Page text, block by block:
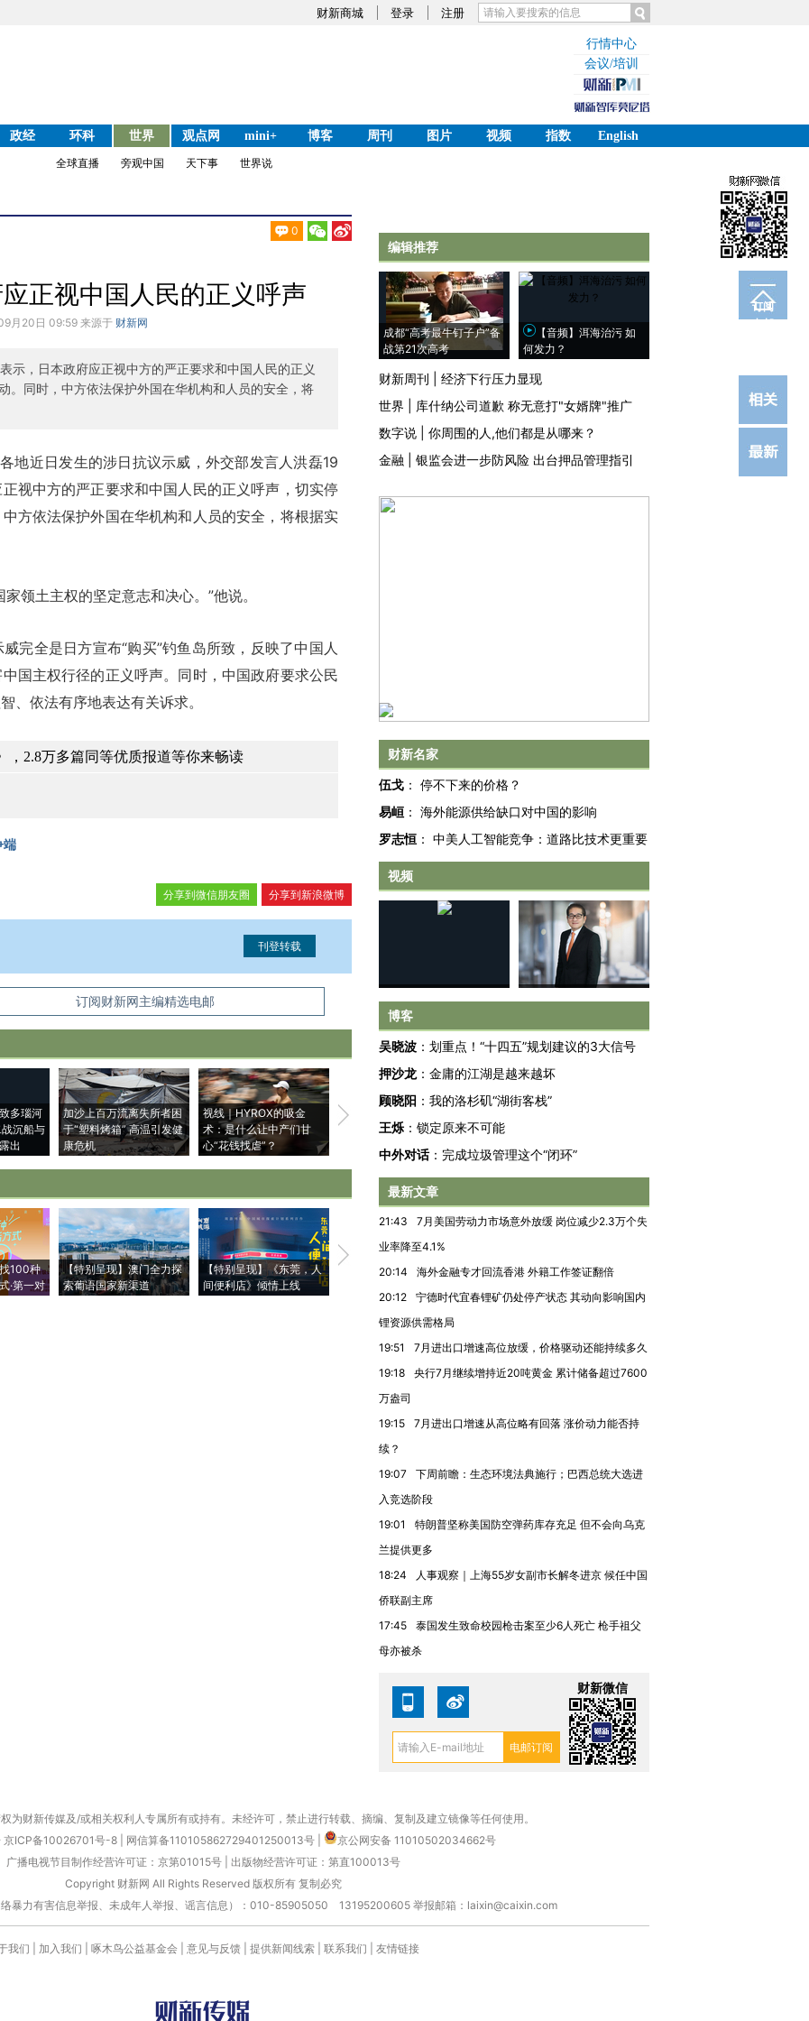
财新商城 登录 注册
行情中心
会议/培训
政经 环科 世界 观点网 mini+ 博客 周刊 图片 视频 指数
English
全球直播
旁观中国 天下事 世界说
0
订阅
电邮
正视中国人民的正义呼声
月20日 09:59 来源于 财新网
示，日本政府应正视中方的严正要求和中国人民的正义
。同时，中方依法保护外国在华机构和人员的安全，将
近日发生的涉日抗议示威，外交部发言人洪磊19
视中方的严正要求和中国人民的正义呼声，切实停
方依法保护外国在华机构和人员的安全，将根据实
土主权的坚定意志和决心。”他说。
全是日方宣布“购买”钓鱼岛所致，反映了中国人
国主权行径的正义呼声。同时，中国政府要求公民
、依法有序地表达有关诉求。
，2.8万多篇同等优质报道等你来畅读
端
分享到新浪微博
分享到微信朋友圈
。经确认即可刊登转载。订阅财新网主编精选电邮
多瑙河
沉船与
出
加沙上百万流离失所者困
于“塑料烤箱” 高温引发健
康危机
视线｜HYROX的吸金
术：是什么让中产们甘
心“花钱找虐”？
马航飞行员跨国走私7万
粒摇头丸 尿检体内含3种
度Z世代 用街头抗争将教
育部长拱下台
100种
·第一对
【特别呈现】澳门全力探
索葡语国家新渠道
【特别呈现】《东莞，人
间便利店》倾情上线
【推广】走进第四届链博
会，让数智科技“链”接产
【特别呈现】寻找100种
编辑推荐
成都“高考最牛钉子户”备
战第21次高考
【音频】洱海治污 如
何发力？
财新周刊
经济下行压力显现
世界
库什纳公司道歉 称无意打"女婿牌"推广
数字说
你周围的人,他们都是从哪来？
金融
银监会进一步防风险 出台押品管理指引
财新名家
伍戈 ： 停不下来的价格？
易峘 ： 海外能源供给缺口对中国的影响
罗志恒 ： 中美人工智能竞争：道路比技术更重要
视频
博客
吴晓波 ： 划重点！“十四五”规划建议的3大信号
押沙龙 ： 金庸的江湖是越来越坏
顾晓阳 ： 我的洛杉矶“湖街客栈”
王烁 ： 锁定原来不可能
中外对话： 完成垃圾管理这个“闭环”
最新文章
21:43
7月美国劳动力市场意外放缓 岗位减少2.3万个失
业率降至4.1%
20:14
海外金融专才回流香港 外籍工作签证翻倍
20:12
宁德时代宜春锂矿仍处停产状态 其动向影响国内
锂资源供需格局
19:51
7月进出口增速高位放缓，价格驱动还能持续多久
19:18
央行7月继续增持近20吨黄金 累计储备超过7600
万盎司
19:15
7月进出口增速从高位略有回落 涨价动力能否持
续？
19:07
下周前瞻：生态环境法典施行；巴西总统大选进
入竞选阶段
19:01
特朗普坚称美国防空弹药库存充足 但不会向乌克
兰提供更多
18:24
人事观察｜上海55岁女副市长解冬进京 候任中国
侨联副主席
17:45
泰国发生致命校园枪击案至少6人死亡 枪手祖父
母亦被杀
财新微信
为财新传媒及/或相关权利人专属所有或持有。未经许可，禁止进行转载、摘编、复制及建立镜像等任何使用。
京ICP备10026701号-8 网信算备110105862729401250013号
京公网安备 11010502034662号
广播电视节目制作经营许可证：京第01015号| 出版物经营许可证：第直100013号
Copyright 财新网 All Rights Reserved 版权所有 复制必究
络暴力有害信息举报、未成年人举报、谣言信息）：010-85905050 13195200605 举报邮箱：laixin@caixin.com
我们 加入我们 啄木鸟公益基金会 意见与反馈 提供新闻线索 联系我们 友情链接